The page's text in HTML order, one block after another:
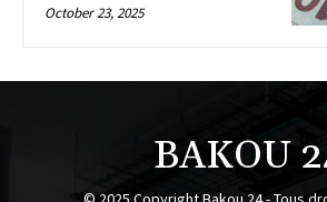
October 23, 2025
BAKOU